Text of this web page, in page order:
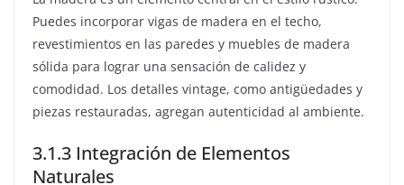
Puedes incorporar vigas de madera en el techo,
revestimientos en las paredes y muebles de madera
sólida para lograr una sensación de calidez y
comodidad. Los detalles vintage, como antigüedades y
piezas restauradas, agregan autenticidad al ambiente.
3.1.3 Integración de Elementos
Naturales